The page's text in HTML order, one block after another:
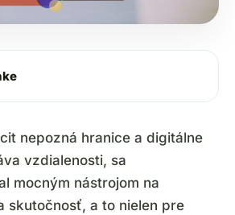
nepozná hranice a digitálne
vzdialenosti, sa
mocným nástrojom na
skutočnosť, a to nielen pre